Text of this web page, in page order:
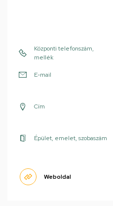
Központi telefonszám,
mellék
E-mail
Cím
Épület, emelet, szobaszám
Weboldal